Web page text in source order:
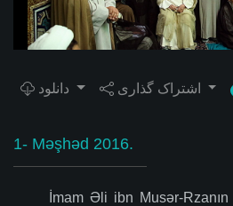
1- Məşhəd 2016.
İmam Əli ibn Musər-